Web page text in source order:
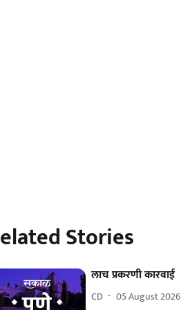
Stories
लाच प्रकरणी कारवाई
CD 05 August 2026